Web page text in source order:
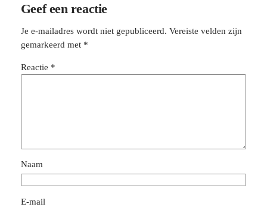
Geef een reactie
Je e-mailadres wordt niet gepubliceerd. Vereiste velden zijn
gemarkeerd met *
Reactie *
Naam
E-mail